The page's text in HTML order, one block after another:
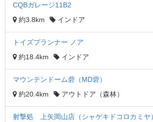
CQBガレージ11B2
約3.8km
インドア
トイズプランナー ノア
約18.4km
インドア
マウンテンドーム砦（MD砦）
約20.4km
アウトドア（森林）
射撃処 上矢岡山店（シャゲキドコロカミヤ）